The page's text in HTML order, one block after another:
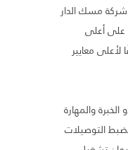
24 ساعة من شركة مسك الدار
على أعلى
معايير
والمهارة
التوصيلات